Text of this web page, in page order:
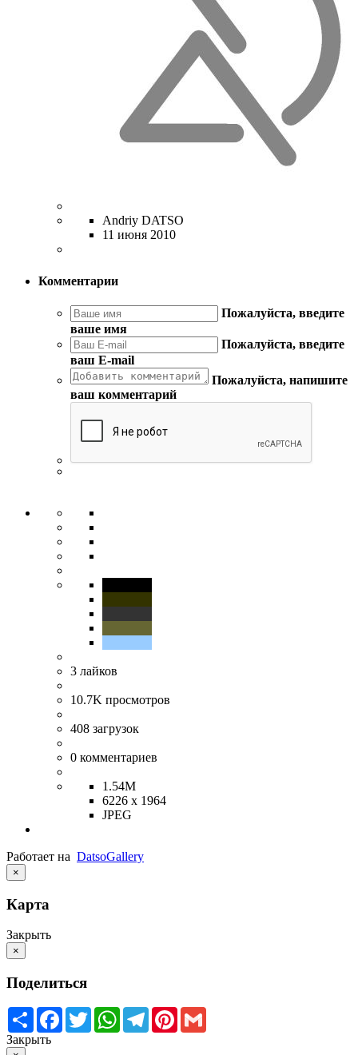
Andriy DATSO
11 июня 2010
Комментарии
Пожалуйста, введите
ваше имя
Пожалуйста, введите
ваш E-mail
Пожалуйста, напишите
ваш комментарий
3 лайков
10.7K просмотров
408 загрузок
0 комментариев
1.54M
6226 x 1964
JPEG
Работает на DatsoGallery
×
Карта
Закрыть
×
Поделиться
Share Facebook
TwitterWhatsApp
TelegramPinterest
Закрыть